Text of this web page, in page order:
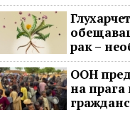
Иран
рак –
ООН
на